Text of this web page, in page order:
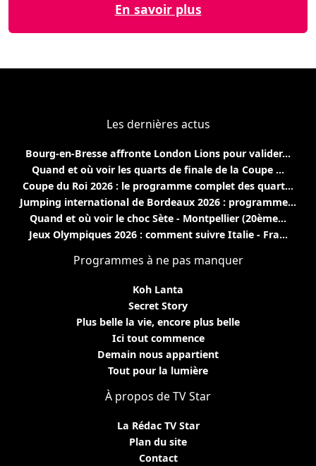
En savoir plus
Les dernières actus
Bourg-en-Bresse affronte London Lions pour valider...
Quand et où voir les quarts de finale de la Coupe ...
Coupe du Roi 2026 : le programme complet des quart...
Jumping international de Bordeaux 2026 : programme...
Quand et où voir le choc Sète - Montpellier (20ème...
Jeux Olympiques 2026 : comment suivre Italie - Fra...
Programmes à ne pas manquer
Koh Lanta
Secret Story
Plus belle la vie, encore plus belle
Ici tout commence
Demain nous appartient
Tout pour la lumière
À propos de TV Star
La Rédac TV Star
Plan du site
Contact